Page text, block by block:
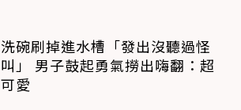
洗碗刷掉進水槽「發出沒聽過怪
叫」 男子鼓起勇氣撈出嗨翻：超
可愛